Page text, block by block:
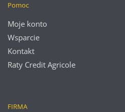
Pomoc
Moje konto
Wsparcie
Kontakt
Raty Credit Agricole
FIRMA